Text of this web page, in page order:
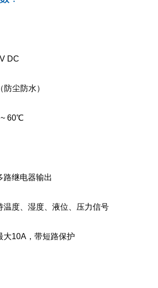
DC
尘防水）
60℃
路继电器输出
温度、湿度、液位、压力信号
大10A，带短路保护